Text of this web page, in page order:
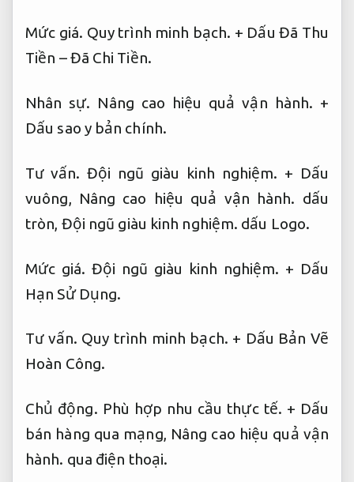
Mức giá. Quy trình minh bạch. + Dấu Đã Thu
Tiền – Đã Chi Tiền.
Nhân sự. Nâng cao hiệu quả vận hành. +
Dấu sao y bản chính.
Tư vấn. Đội ngũ giàu kinh nghiệm. + Dấu
vuông, Nâng cao hiệu quả vận hành. dấu
tròn, Đội ngũ giàu kinh nghiệm. dấu Logo.
Mức giá. Đội ngũ giàu kinh nghiệm. + Dấu
Hạn Sử Dụng.
Tư vấn. Quy trình minh bạch. + Dấu Bản Vẽ
Hoàn Công.
Chủ động. Phù hợp nhu cầu thực tế. + Dấu
bán hàng qua mạng, Nâng cao hiệu quả vận
hành. qua điện thoại.